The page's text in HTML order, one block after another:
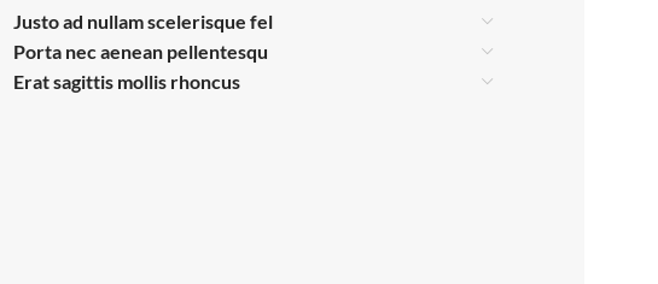
Justo ad nullam scelerisque fel
Porta nec aenean pellentesqu
Erat sagittis mollis rhoncus